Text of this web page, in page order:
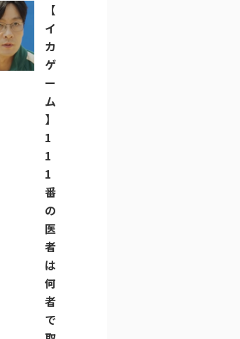
【
イ
カ
ゲ
ー
ム
】
1
1
1
番
の
医
者
は
何
者
で